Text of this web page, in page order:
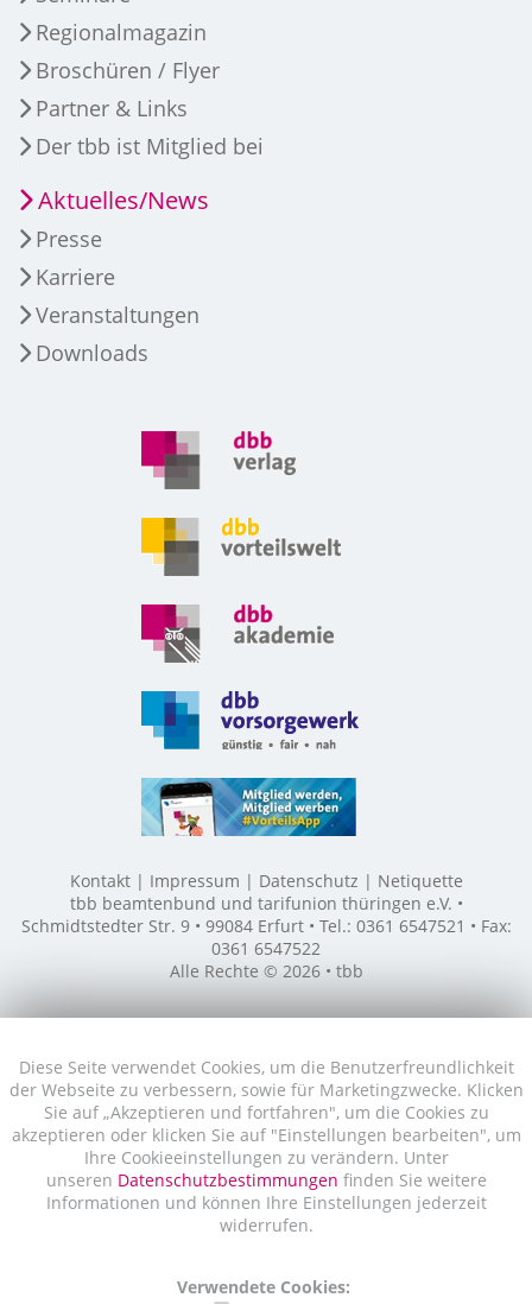
Diese Seite verwendet Cookies, um die Benutzerfreundlichkeit
der Webseite zu verbessern, sowie für Marketingzwecke. Klicken
Sie auf „Akzeptieren und fortfahren", um die Cookies zu
akzeptieren oder klicken Sie auf "Einstellungen bearbeiten", um
Ihre Cookieeinstellungen zu verändern. Unter
unseren Datenschutzbestimmungen finden Sie weitere
Informationen und können Ihre Einstellungen jederzeit
widerrufen.
Verwendete Cookies:
Regionalmagazin
Broschüren / Flyer
Partner & Links
Der tbb ist Mitglied bei
Aktuelles/News
Presse
Karriere
Veranstaltungen
Downloads
Kontakt Impressum Datenschutz
Netiquette
tbb beamtenbund und tarifunion thüringen e.V. •
Schmidtstedter Str. 9 • 99084 Erfurt • Tel.: 0361 6547521 • Fax:
0361 6547522
Alle Rechte © 2026 • tbb